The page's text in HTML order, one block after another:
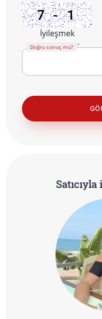
İyileşmek
Doğru sonuç mu?